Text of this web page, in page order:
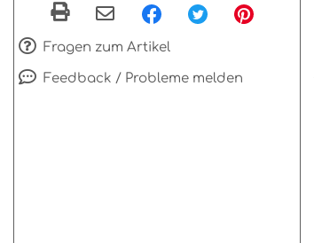
Fragen zum Artikel
Feedback / Probleme melden